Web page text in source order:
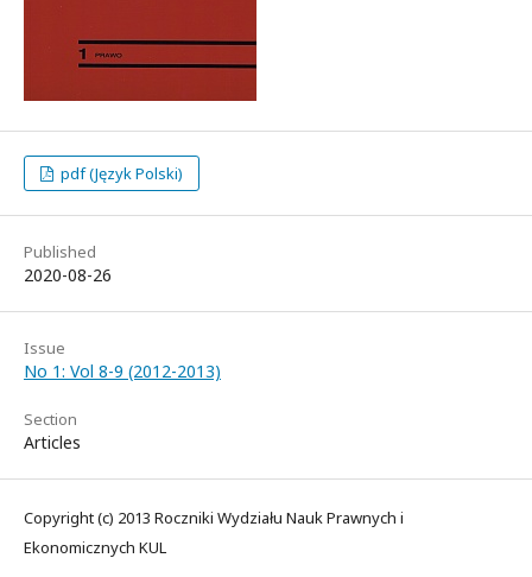
pdf (Język Polski)
Published
2020-08-26
Issue
No 1: Vol 8-9 (2012-2013)
Section
Articles
Copyright (c) 2013 Roczniki Wydziału Nauk Prawnych i
Ekonomicznych KUL